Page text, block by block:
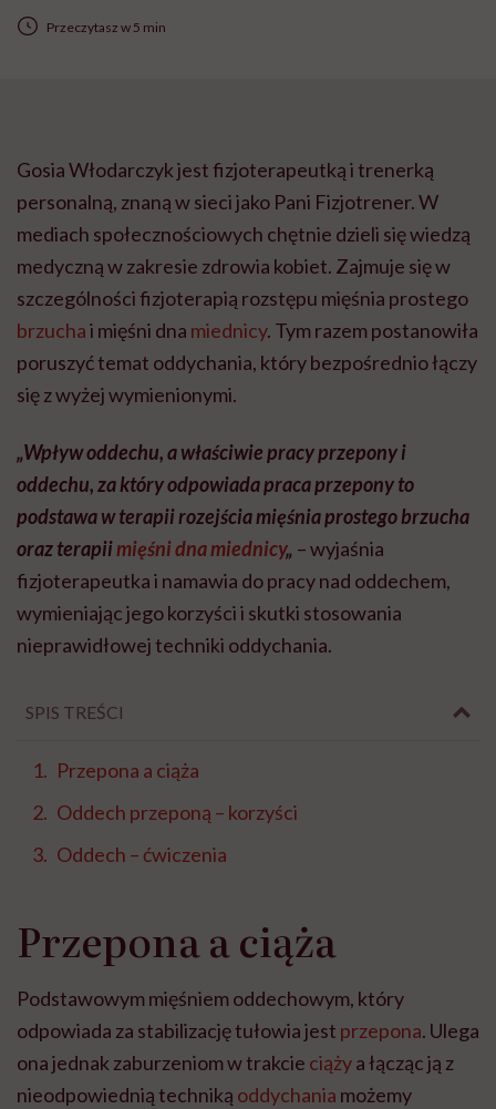
Przeczytasz w 5 min
Gosia Włodarczyk jest fizjoterapeutką i trenerką
personalną, znaną w sieci jako Pani Fizjotrener. W
mediach społecznościowych chętnie dzieli się wiedzą
medyczną w zakresie zdrowia kobiet. Zajmuje się w
szczególności fizjoterapią rozstępu mięśnia prostego
brzuchai mięśni dna miednicy. Tym razem postanowiła
poruszyć temat oddychania, który bezpośrednio łączy
się z wyżej wymienionymi.
„Wpływ oddechu, a właściwie pracy przepony i
oddechu, za który odpowiada praca przepony to
podstawa w terapii rozejścia mięśnia prostego brzucha
oraz terapiimięśni dna miednicy„ – wyjaśnia
fizjoterapeutka i namawia do pracy nad oddechem,
wymieniając jego korzyści i skutki stosowania
nieprawidłowej techniki oddychania.
SPIS TREŚCI
Przepona a ciąża
Oddech przeponą – korzyści
Oddech – ćwiczenia
Przepona a ciąża
Podstawowym mięśniem oddechowym, który
odpowiada za stabilizację tułowia jest przepona. Ulega
ona jednak zaburzeniom w trakcie ciążya łącząc ją z
nieodpowiednią techniką oddychania możemy